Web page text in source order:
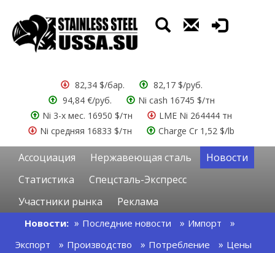
82,34 $/бар.
82,17 $/руб.
94,84 €/руб.
Ni cash 16745 $/тн
Ni 3-х мес. 16950 $/тн
LME Ni 264444 тн
Ni средняя 16833 $/тн
Charge Cr 1,52 $/lb
Ассоциация Нержавеющая сталь
Новости
Статистика
Спецсталь-Экспресс
Участники рынка
Реклама
Новости: Последние новости
Импорт
Экспорт
Производство Потребление
Цены